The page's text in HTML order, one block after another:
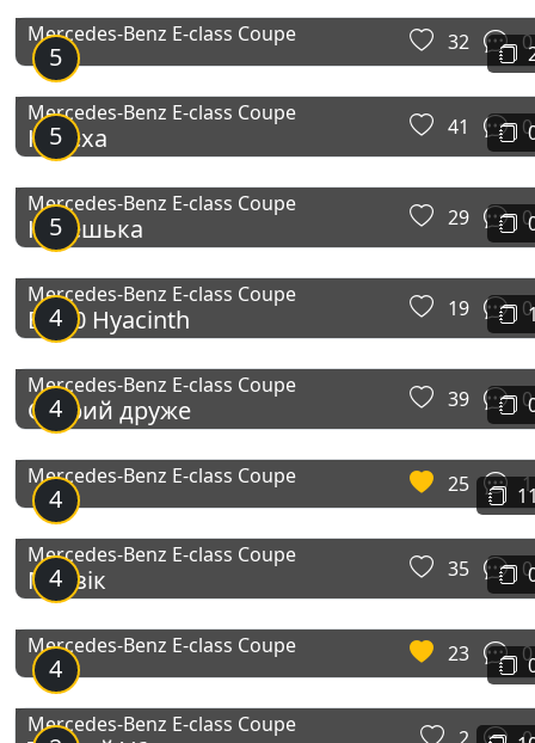
5
Mercedes-Benz E-class Coupe 32 0
5
Mercedes-Benz E-class Coupe
Купеха 41 0
5
Mercedes-Benz E-class Coupe
Купешька 29 0
4
Mercedes-Benz E-class Coupe
E 450 Hyacinth 19 0
4
Mercedes-Benz E-class Coupe
Старий друже 39 0
4
Mercedes-Benz E-class Coupe 25 1
4
Mercedes-Benz E-class Coupe
Мурзік 35 0
4
Mercedes-Benz E-class Coupe 23 0
Mercedes-Benz E-class Coupe